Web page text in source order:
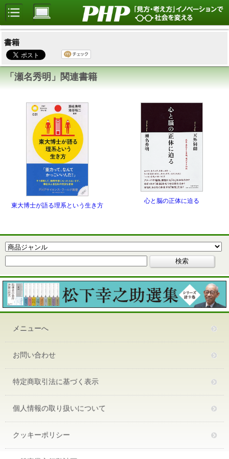
書籍
「瀬名秀明」関連書籍
東大博士が語る理系という生き方
心と脳の正体に迫る
メニューへ
お問い合わせ
特定商取引法に基づく表示
個人情報の取り扱いについて
クッキーポリシー